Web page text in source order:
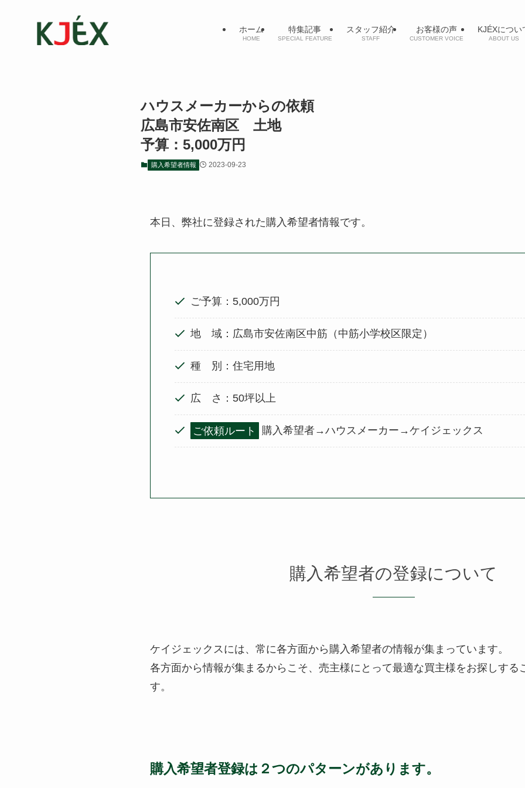
ホーム
HOME
特集記事
SPECIAL FEATURE
スタッフ紹介
STAFF
お客様の声
CUSTOMER VOICE
KJÉXについ
ABOUT US
ハウスメーカーからの依頼
広島市安佐南区 土地
予算：5,000万円
購入希望者情報 2023-09-23
本日、弊社に登録された購入希望者情報です。
ご予算：5,000万円
地 域：広島市安佐南区中筋（中筋小学校区限定）
種 別：住宅用地
広 さ：50坪以上
ご依頼ルート 購入希望者→ハウスメーカー→ケイジェックス
購入希望者の登録について
ケイジェックスには、常に各方面から購入希望者の情報が集まっています。
各方面から情報が集まるからこそ、売主様にとって最適な買主様をお探しする
す。
購入希望者登録は２つのパターンがあります。